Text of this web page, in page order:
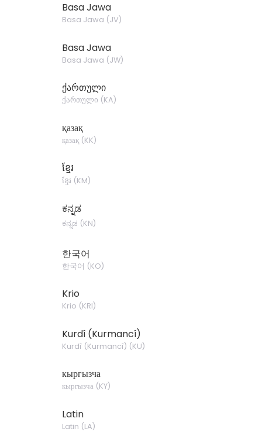
Basa Jawa
Basa Jawa (JV)
Basa Jawa
Basa Jawa (JW)
ქართული
ქართული (KA)
қазақ
қазақ(KK)
ខ្មែរ
ខ្មែរ (KM)
ಕನ್ನಡ
ಕನ್ನಡ (KN)
한국어
한국어 (KO)
Krio
Krio (KRI)
Kurdî (Kurmancî)
Kurdî (Kurmancî) (KU)
кыргызча
кыргызча (KY)
Latin
Latin (LA)